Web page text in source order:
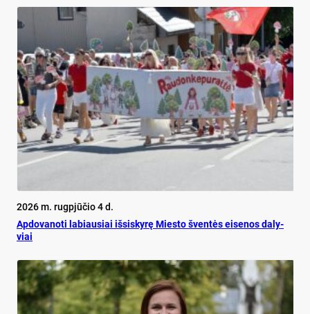
2026 m. rugpjūčio 4 d.
Ap­do­va­no­ti la­biau­siai iš­si­sky­rę Mies­to šven­tės ei­se­nos da­ly­
viai